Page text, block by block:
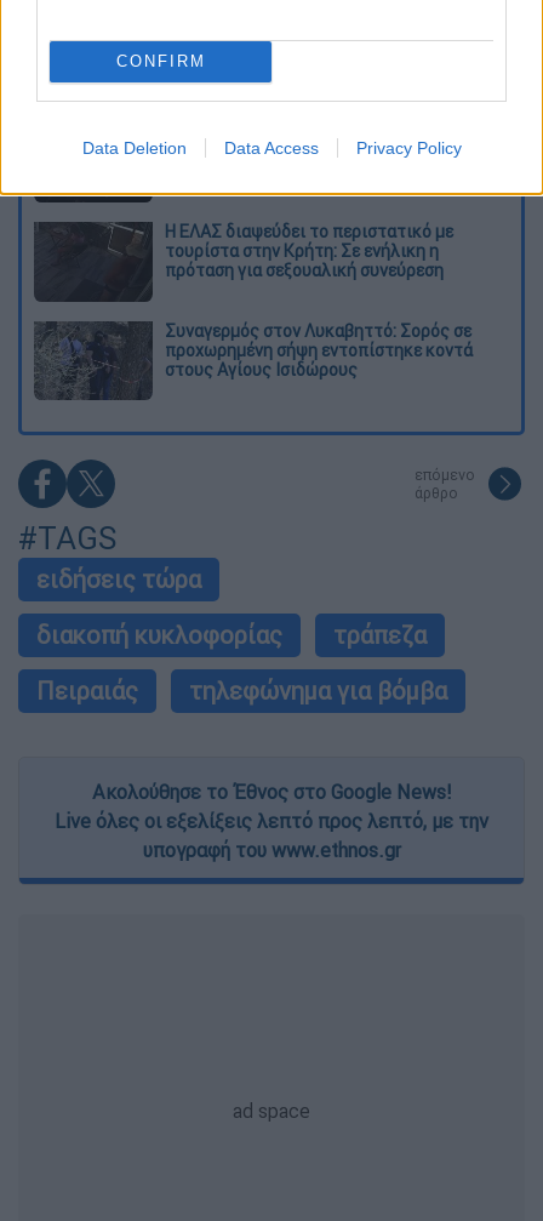
CONFIRM
Data Deletion Data Access Privacy Policy
πίστευα ότι το να είσαι outsider ήταν
αδυναμία, τώρα το βλέπω ως δύναμη»
θερμοκρασίες»: Σε δραματικές συνθήκες
Η ΕΛΑΣ διαψεύδει το περιστατικό με
τουρίστα στην Κρήτη: Σε ενήλικη η
πρόταση για σεξουαλική συνεύρεση
Συναγερμός στον Λυκαβηττό: Σορός σε
προχωρημένη σήψη εντοπίστηκε κοντά
στους Αγίους Ισιδώρους
επόμενο
άρθρο
#TAGS
ειδήσεις τώρα
διακοπή κυκλοφορίας
τράπεζα
Πειραιάς
τηλεφώνημα για βόμβα
Ακολούθησε το Έθνος στο Google News!
Live όλες οι εξελίξεις λεπτό προς λεπτό, με την
υπογραφή του www.ethnos.gr